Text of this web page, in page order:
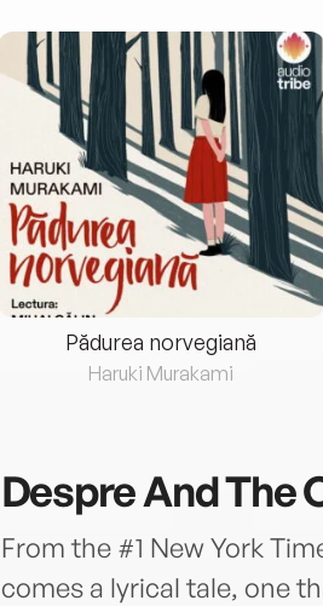
Pădurea norvegiană
Haruki Murakami
DespreAnd The
From the #1 New York
comes a lyrical tale, one